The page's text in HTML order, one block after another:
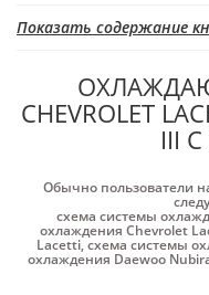
Показать содержание
CHEVROLET
III
Обычно пользователи
схема системы
охлаждения Chevrolet
Lacetti,схема системы
охлаждения Daewoo